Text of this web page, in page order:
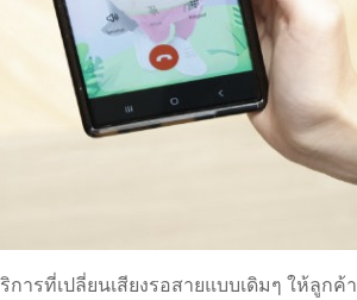
ารที่เปลี่ยนเสียงรอสายแบบเดิมๆ ให้ลูกค้า